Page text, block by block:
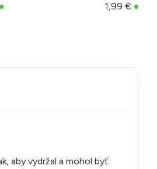
1,99 €
aby vydržal a mohol byť